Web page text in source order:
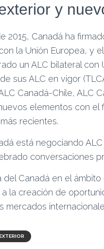
y
2015, Canadá ha
la Unión Europea, y
un ALC bilateral con
sus ALC en vigor
Canadá-Chile, ALC
elementos con
recientes.
está negociando
conversaciones
del Canadá en el
la creación de
mercados